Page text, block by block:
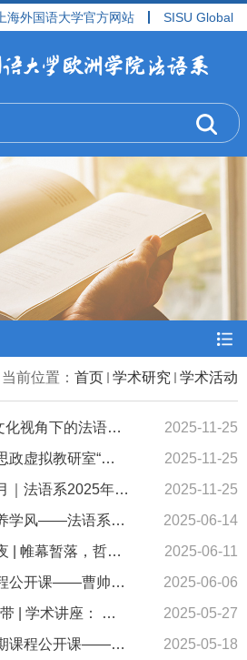
上海外国语大学官方网站 SISU Global
当前位置： 首页 学术研究 学术活动
【学术】活动回顾 | 跨文化视角下的法语语言、文学及文化研究——爱奥尼亚大学Maria Tsigou教授学术讲座
2025-11-25
【学术】法语专业课程思政虚拟教研室“高级法语”课程思政研讨会成功举办
2025-11-25
【学术】本科‌教学质量月｜法语系2025年秋季公开课精彩回顾‌
2025-11-25
【学术】语通中外，涵养学风——法语系“教学质量月”活动回顾
2025-06-14
【学工】法兰西戏剧之夜 | 帷幕暂落，哲思永绽
2025-06-11
【学术】法语系春季课程公开课——曹帅：“体育法国”：让运动更开放
2025-06-06
【学术】SISU学术文化带 | 学术讲座： 百年来致力于中国文学法译的翻译家及其贡献
2025-05-27
【学术】法语系春季学期课程公开课——刘常津：绝对君主制下的文化：“保护”与“桎梏”
2025-05-18